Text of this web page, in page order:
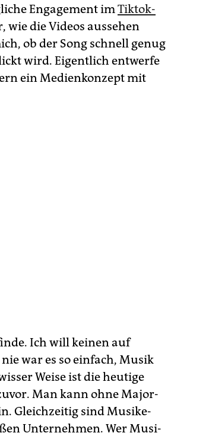
Engagement imTiktok-
die Videos aussehen
ob der Song schnell genug
wird. Eigentlich entwerfe
ein Medienkonzept mit
Ich will keinen auf
war es so einfach, Musik
Weise ist die heutige
Man kann ohne Major-
Gleichzeitig sind Mu­si­ke­
Unternehmen. Wer Mu­si­